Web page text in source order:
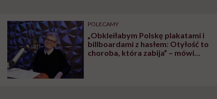
może chyba tylko
głupota i brak
wyobraźni"
pracy
POLECAMY
„Obkleiłabym Polskę plakatami i
billboardami z hasłem: Otyłość to
choroba, która zabija” – mówi